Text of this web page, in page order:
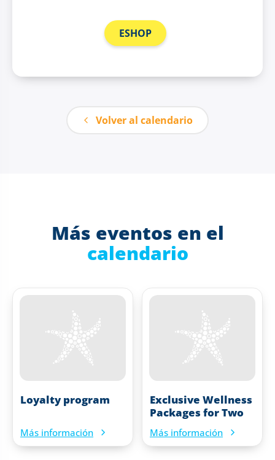
ESHOP
Volver al calendario
Más eventos en el
calendario
Loyalty program
Más información
Exclusive Wellness
Packages for Two
Más información